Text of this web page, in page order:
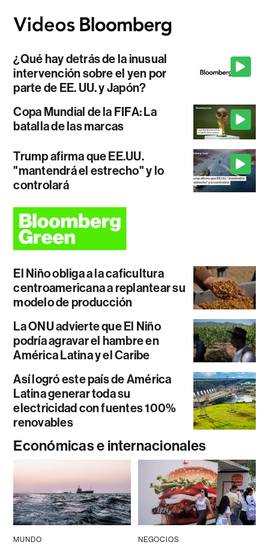
¿Qué hay detrás de la inusual
intervención sobre el yen por
parte de EE. UU. y Japón?
Copa Mundial de la FIFA: La
batalla de las marcas
Trump afirma que EE.UU.
"mantendrá el estrecho" y lo
controlará
El Niño obliga a la caficultura
centroamericana a replantear su
modelo de producción
La ONU advierte que El Niño
podría agravar el hambre en
América Latina y el Caribe
Así logró este país de América
Latina generar toda su
electricidad con fuentes 100%
renovables
Económicas e internacionales
MUNDO NEGOCIOS